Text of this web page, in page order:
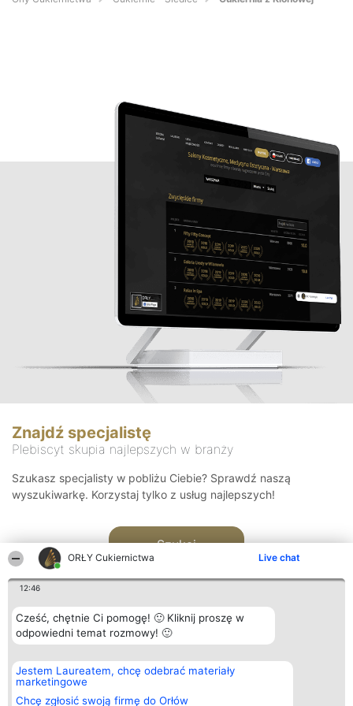
ORŁY Cukiernictwa Live chat
12:46
Cześć, chętnie Ci pomogę! 🙂 Kliknij proszę w
odpowiedni temat rozmowy! 🙂
Jestem Laureatem, chcę odebrać materiały
marketingowe
Chcę zgłosić swoją firmę do Orłów
Znajdź specjalistę
Plebiscyt skupia najlepszych w branży
Szukasz specjalisty w pobliżu Ciebie? Sprawdź naszą
wyszukiwarkę. Korzystaj tylko z usług najlepszych!
Szukaj
Organizator plebiscytu
Bright Side Solutions sp. z o.
o. sp. k.
ul. Ruska 22
Plebiscyt
Laureaci
wszystkich
Kontakt
Kontakt